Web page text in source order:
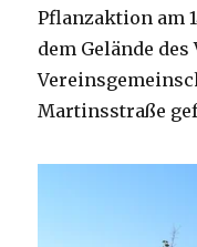
Pflanzaktion am
dem Gelände
Martinsstraße